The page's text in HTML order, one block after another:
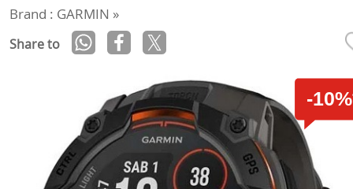
Brand : GARMIN »
Share to
-